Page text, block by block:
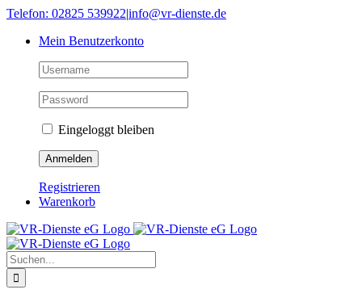
Skip
content
Telefon: 02825 539922|info@vr-dienste.de
Mein Benutzerkonto
Eingeloggt bleiben
Registrieren
Warenkorb
Suche
nach: